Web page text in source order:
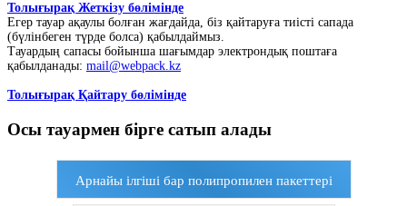
Толығырақ Жеткізу бөлімінде
Егер тауар ақаулы болған жағдайда, біз қайтаруға тиісті сапада
(бүлінбеген түрде болса) қабылдаймыз.
Тауардың сапасы бойынша шағымдар электрондық поштаға
қабылданады: mail@webpack.kz
Толығырақ Қайтару бөлімінде
Осы тауармен бірге сатып алады
Арнайы ілгіші бар полипропилен пакеттері